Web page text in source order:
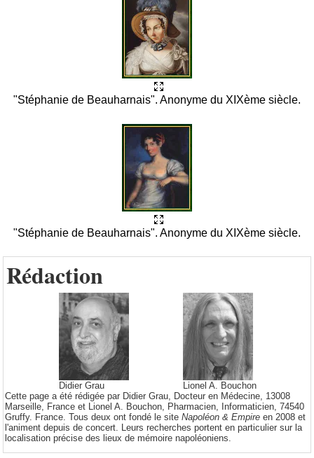
"Stéphanie de Beauharnais". Anonyme du XIXème siècle.
"Stéphanie de Beauharnais". Anonyme du XIXème siècle.
Rédaction
Didier Grau
Lionel A. Bouchon
Cette page a été rédigée par Didier Grau, Docteur en Médecine, 13008
Marseille, France et Lionel A. Bouchon, Pharmacien, Informaticien, 74540
Gruffy. France. Tous deux ont fondé le site Napoléon & Empire en 2008 et
l'animent depuis de concert. Leurs recherches portent en particulier sur la
localisation précise des lieux de mémoire napoléoniens.